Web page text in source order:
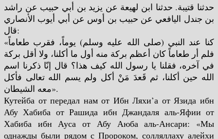
حدثنا قتيبة. حدثنا ابن لهيعة عن يزيد بن أبي حبيب عن راشد
بن جندل اليافعي عن حبيب بن أوس عن أبي أيوب الأنصاري
قال:
«كنا عند النبي (صلى الله عليه وسلم) يوماً، فقرب طعاماً
فلم أر طعاماً كان أعظم بركة منه أول ما أكلنا، ولا أقل بركة
في آخره، فقلنا يا رسول الله كيف هذا؟ قال إنّا ذكرنا اسم
الله حين أكلنا، ثم قَعدَ مَنْ أكل ولم يسم الله تعالى فأكل
معه الشيطان».
Кутейба от передал нам от Ибн Ляхи’а от Язида ибн
Абу Хабиба от Рашида ибн Джандаля аль-Яфии от
Хабиба ибн Ауса от Абу Аюба аль-Ансари: «Мы
однажды были рядом с Пророком, солляллаху алейхи